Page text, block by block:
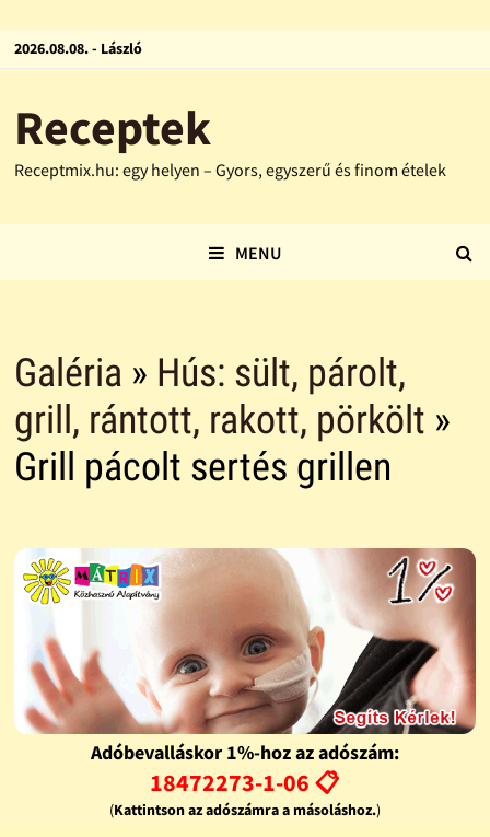
2026.08.08. - László
Receptek
Receptmix.hu: egy helyen – Gyors, egyszerű és finom ételek
MENU
Galéria » Hús: sült, párolt,
grill, rántott, rakott, pörkölt »
Grill pácolt sertés grillen
Adóbevalláskor 1%-hoz az adószám:
18472273-1-06 📋
(Kattintson az adószámra a másoláshoz.)